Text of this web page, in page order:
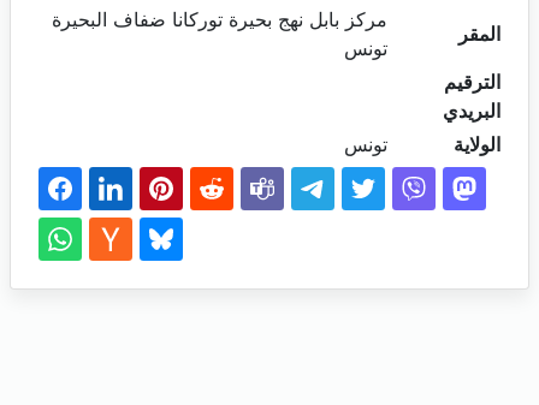
المقر
مركز بابل نهج بحيرة توركانا ضفاف البحيرة
تونس
الترقيم
البريدي
الولاية
تونس